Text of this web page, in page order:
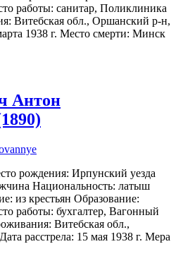
работы: санитар, Поликлиника
Витебская обл., Оршанский р-н,
1938 г. Место смерти: Минск
Антон
рождения: Ирпунский уезда
Национальность: латыш
из крестьян Образование:
работы: бухгалтер, Вагонный
Витебская обл.,
расстрела: 15 мая 1938 г. Мера